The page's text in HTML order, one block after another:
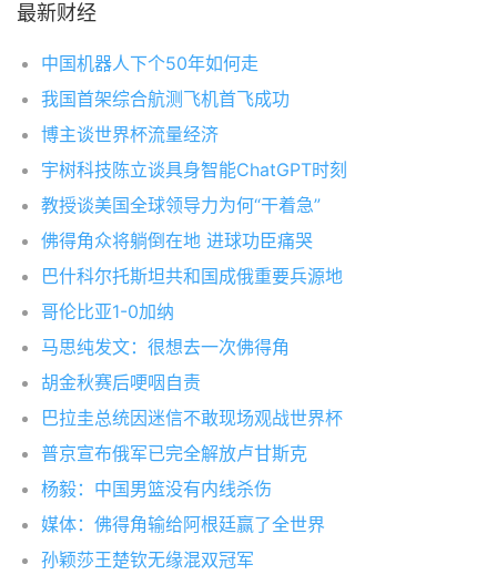
最新财经
中国机器人下个50年如何走
我国首架综合航测飞机首飞成功
博主谈世界杯流量经济
宇树科技陈立谈具身智能ChatGPT时刻
教授谈美国全球领导力为何“干着急”
佛得角众将躺倒在地 进球功臣痛哭
巴什科尔托斯坦共和国成俄重要兵源地
哥伦比亚1-0加纳
马思纯发文：很想去一次佛得角
胡金秋赛后哽咽自责
巴拉圭总统因迷信不敢现场观战世界杯
普京宣布俄军已完全解放卢甘斯克
杨毅：中国男篮没有内线杀伤
媒体：佛得角输给阿根廷赢了全世界
孙颖莎王楚钦无缘混双冠军